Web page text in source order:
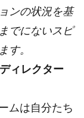
ンの状況を基
でにないスピ
。
ィレクター
ムは自分たち